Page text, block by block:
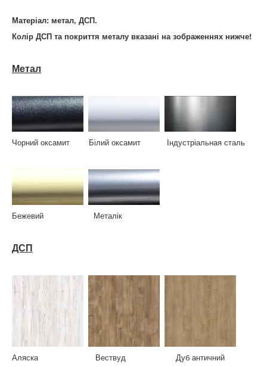
Матеріал: метал, ДСП.
Колір ДСП та покриття металу вказані на зображеннях нижче!
Метал
Чорний оксамит Білий оксамит Індустріальная сталь
Бежевий Металік
ДСП
Аляска Вествуд Дуб античний